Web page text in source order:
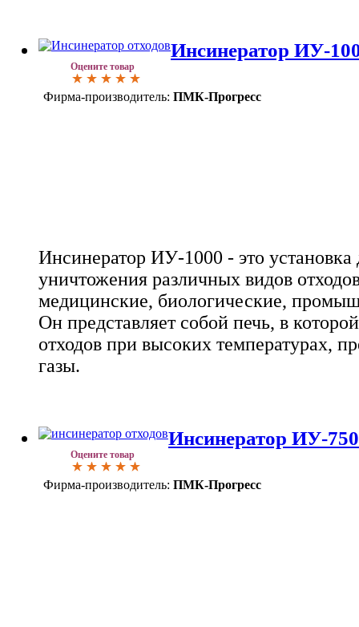
Оцените товар
Инсинератор ИУ-
Фирма-производитель: ПМК-Прогресс
Инсинератор ИУ-1000 - это установка
уничтожения различных видов
медицинские, биологические,
Он представляет собой печь, в
отходов при высоких температурах,
газы.
Оцените товар
Инсинератор ИУ-750
Фирма-производитель: ПМК-Прогресс